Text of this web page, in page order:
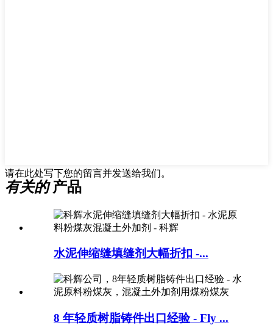
请在此处写下您的留言并发送给我们。
有关的产品
水泥伸缩缝填缝剂大幅折扣 -...
8 年轻质树脂铸件出口经验 - Fly ...